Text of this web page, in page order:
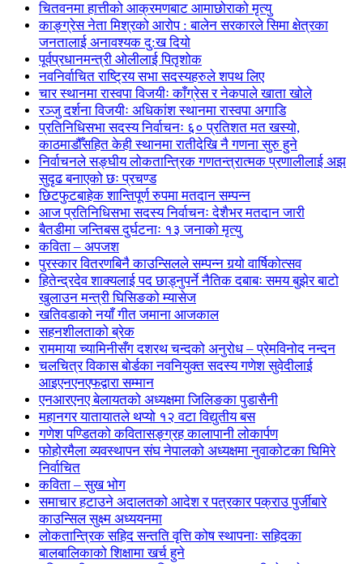
चितवनमा हात्तीको आक्रमणबाट आमाछोराको मृत्यु
काङ्ग्रेस नेता मिश्रको आरोप : बालेन सरकारले सिमा क्षेत्रका
जनतालाई अनावश्यक दु:ख दियो
पूर्वप्रधानमन्त्री ओलीलाई पितृशोक
नवनिर्वाचित राष्ट्रिय सभा सदस्यहरुले शपथ लिए
चार स्थानमा रास्वपा विजयीः काँग्रेस र नेकपाले खाता खोले
रञ्जु दर्शना विजयीः अधिकांश स्थानमा रास्वपा अगाडि
प्रतिनिधिसभा सदस्य निर्वाचनः ६० प्रतिशत मत खस्यो,
काठमाडौँसहित केही स्थानमा रातीदेखि नै गणना सुरु हुने
निर्वाचनले सङ्घीय लोकतान्त्रिक गणतन्त्रात्मक प्रणालीलाई अझ
सुदृढ बनाएको छः प्रचण्ड
छिटफुटबाहेक शान्तिपूर्ण रुपमा मतदान सम्पन्न
आज प्रतिनिधिसभा सदस्य निर्वाचनः देशैभर मतदान जारी
बैतडीमा जन्तिबस दुर्घटनाः १३ जनाको मृत्यु
कविता – अपजश
पुरस्कार वितरणबिनै काउन्सिलले सम्पन्न गर्‍यो वार्षिकोत्सव
हितेन्द्रदेव शाक्यलाई पद छाड्नुपर्ने नैतिक दबाबः समय बुझेर बाटो
खुलाउन मन्त्री घिसिङको म्यासेज
खतिवडाको नयाँ गीत जमाना आजकाल
सहनशीलताको ब्रेक
राममाया च्यामिनीसँग दशरथ चन्दको अनुरोध – प्रेमविनोद नन्दन
चलचित्र विकास बोर्डका नवनियुक्त सदस्य गणेश सुवेदीलाई
आइएनएनएफद्वारा सम्मान
एनआरएनए बेलायतको अध्यक्षमा जिलिङका पुडासैनी
महानगर यातायातले थप्यो १२ वटा विद्युतीय बस
गणेश पण्डितको कवितासङ्ग्रह कालापानी लोकार्पण
फोहोरमैला व्यवस्थापन संघ नेपालको अध्यक्षमा नुवाकोटका घिमिरे
निर्वाचित
कविता – सुख भोग
समाचार हटाउने अदालतको आदेश र पत्रकार पक्राउ पुर्जीबारे
काउन्सिल सुक्ष्म अध्ययनमा
लोकतान्त्रिक सहिद सन्तति वृत्ति कोष स्थापनाः सहिदका
बालबालिकाको शिक्षामा खर्च हुने